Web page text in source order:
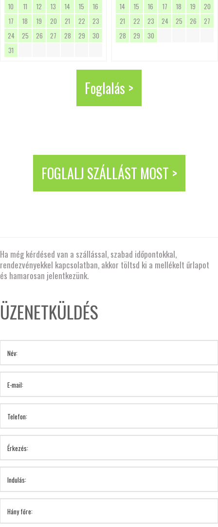
10 11 12 13 14 15
16
17
18 19 20 21 22
23
24
25 26 27 28 29
30
31
14 15 16 17 18 19
20
21
22 23 24 25 26
27
28
29 30
Foglalás >
FOGLALJ SZÁLLÁST MOST >
Ha még kérdésed van a szállással, szabad időpontokkal,
rendezvényekkel kapcsolatban, akkor töltsd ki a mellékelt űrlapot
és hamarosan jelentkezünk.
ÜZENETKÜLDÉS